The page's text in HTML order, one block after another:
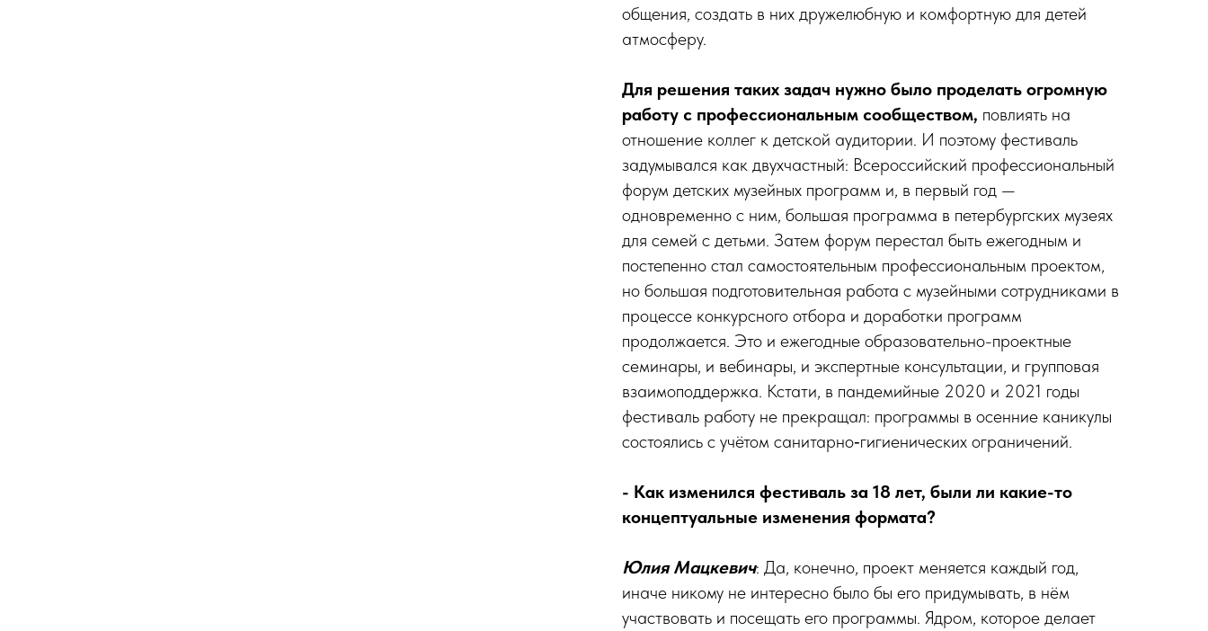
общения, создать в них дружелюбную и комфортную для детей
атмосферу.
Для решения таких задач нужно было проделать огромную
работу с профессиональным сообществом, повлиять на
отношение коллег к детской аудитории. И поэтому фестиваль
задумывался как двухчастный: Всероссийский профессиональный
форум детских музейных программ и, в первый год —
одновременно с ним, большая программа в петербургских музеях
для семей с детьми. Затем форум перестал быть ежегодным и
постепенно стал самостоятельным профессиональным проектом,
но большая подготовительная работа с музейными сотрудниками в
процессе конкурсного отбора и доработки программ
продолжается. Это и ежегодные образовательно-проектные
семинары, и вебинары, и экспертные консультации, и групповая
взаимоподдержка. Кстати, в пандемийные 2020 и 2021 годы
фестиваль работу не прекращал: программы в осенние каникулы
состоялись с учётом санитарно‑гигиенических ограничений.
- Как изменился фестиваль за 18 лет, были ли какие-то
концептуальные изменения формата?
Юлия Мацкевич: Да, конечно, проект меняется каждый год,
иначе никому не интересно было бы его придумывать, в нём
участвовать и посещать его программы. Ядром, которое делает